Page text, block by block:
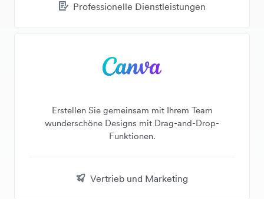
Professionelle Dienstleistungen
Erstellen Sie gemeinsam mit Ihrem Team
wunderschöne Designs mit Drag-and-Drop-
Funktionen.
Vertrieb und Marketing